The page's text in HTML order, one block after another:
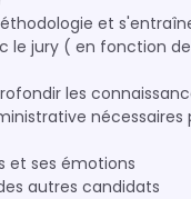
et
le jury ( en fonction de
les
nécessaires
et ses émotions
autres candidats